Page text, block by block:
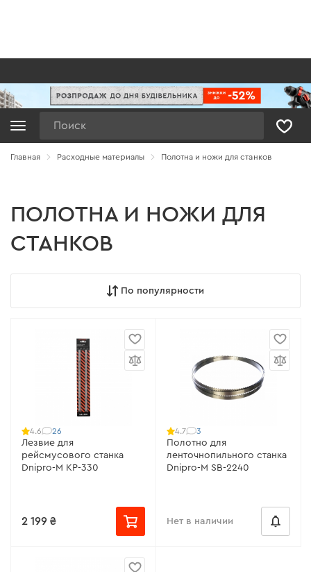
Главная Расходные материалы Полотна и ножи для станков
ПОЛОТНА И НОЖИ ДЛЯ
СТАНКОВ
По популярности
4.6 26
Лезвие для
рейсмусового станка
Dnipro-M KP-330
2 199 ₴
4.7 3
Полотно для
ленточнопильного станка
Dnipro-M SB-2240
Нет в наличии